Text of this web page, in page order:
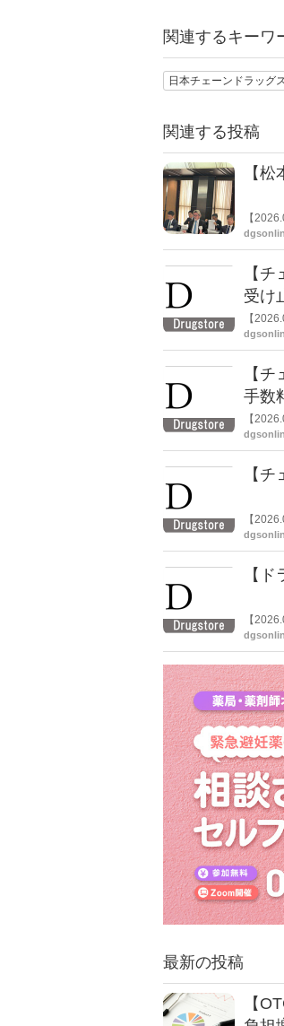
関連するキーワ
日本チェーンドラッグ
関連する投稿
【
【
雄氏（
【
受け
【
英昭氏
【
手数
【
貨の研
【
【
に対す
【
【
最新の投稿
【